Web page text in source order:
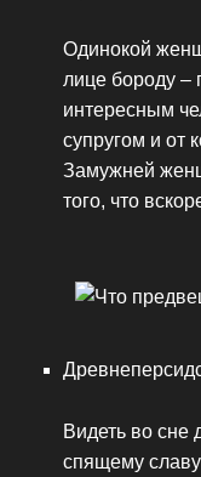
Одинокой
лице бороду –
интересным
супругом и от
Замужней
того, что
Видеть во сне
спящему